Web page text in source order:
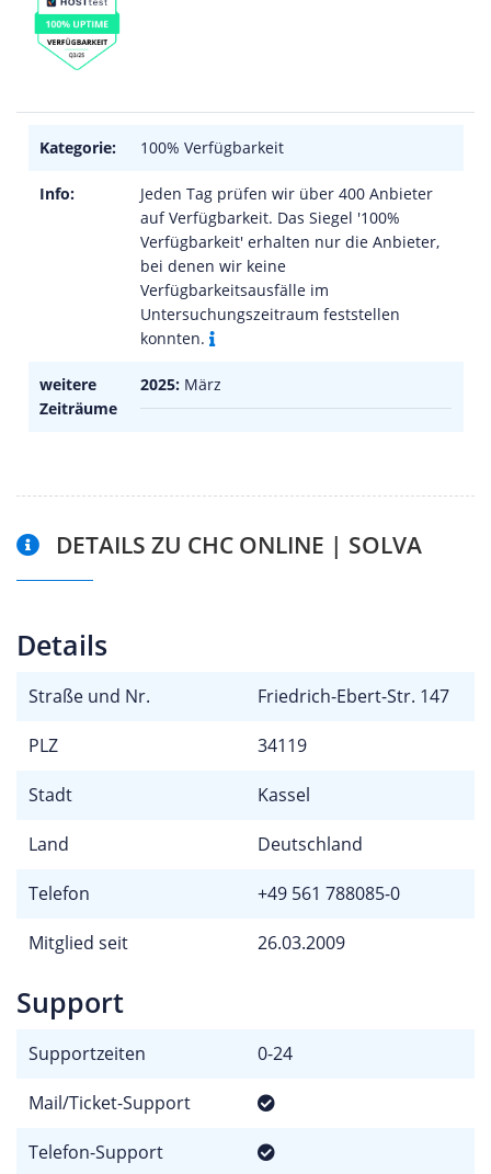
Kategorie: 100% Verfügbarkeit
Info:
Jeden Tag prüfen wir über 400 Anbieter
auf Verfügbarkeit. Das Siegel '100%
Verfügbarkeit' erhalten nur die Anbieter,
bei denen wir keine
Verfügbarkeitsausfälle im
Untersuchungszeitraum feststellen
konnten.
weitere
Zeiträume
2025: März
DETAILS ZU CHC ONLINE | SOLVA
Details
Straße und Nr. Friedrich-Ebert-Str. 147
PLZ 34119
Stadt Kassel
Land Deutschland
Telefon +49 561 788085-0
Mitglied seit 26.03.2009
Support
Supportzeiten 0-24
Mail/Ticket-Support
Telefon-Support